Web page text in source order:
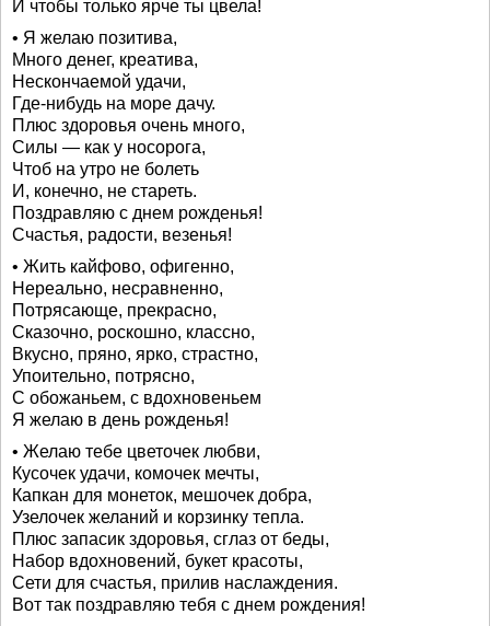
И чтобы только ярче ты цвела!
• Я желаю позитива,
Много денег, креатива,
Нескончаемой удачи,
Где-нибудь на море дачу.
Плюс здоровья очень много,
Силы — как у носорога,
Чтоб на утро не болеть
И, конечно, не стареть.
Поздравляю с днем рожденья!
Счастья, радости, везенья!
• Жить кайфово, офигенно,
Нереально, несравненно,
Потрясающе, прекрасно,
Сказочно, роскошно, классно,
Вкусно, пряно, ярко, страстно,
Упоительно, потрясно,
С обожаньем, с вдохновеньем
Я желаю в день рожденья!
• Желаю тебе цветочек любви,
Кусочек удачи, комочек мечты,
Капкан для монеток, мешочек добра,
Узелочек желаний и корзинку тепла.
Плюс запасик здоровья, сглаз от беды,
Набор вдохновений, букет красоты,
Сети для счастья, прилив наслаждения.
Вот так поздравляю тебя с днем рождения!